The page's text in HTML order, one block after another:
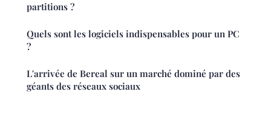
partitions ?
Quels sont les logiciels indispensables pour un PC
?
L'arrivée de Bereal sur un marché dominé par des
géants des réseaux sociaux